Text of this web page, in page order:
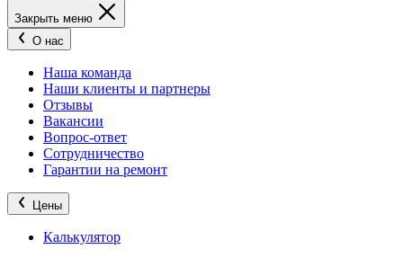
Закрыть меню
О нас
Наша команда
Наши клиенты и партнеры
Отзывы
Вакансии
Вопрос-ответ
Сотрудничество
Гарантии на ремонт
Цены
Калькулятор